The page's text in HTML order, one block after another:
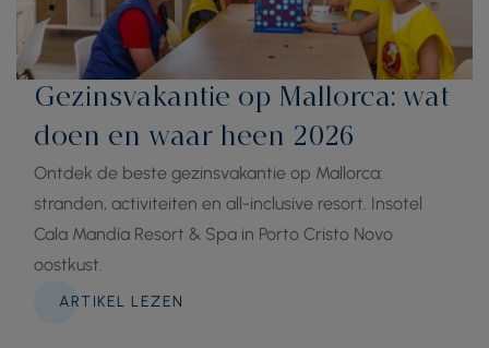
Gezinsvakantie op Mallorca: wat
doen en waar heen 2026
Ontdek de beste gezinsvakantie op Mallorca:
stranden, activiteiten en all-inclusive resort. Insotel
Cala Mandía Resort & Spa in Porto Cristo Novo
oostkust.
ARTIKEL LEZEN